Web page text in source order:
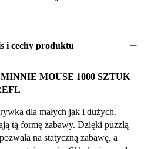
i cechy produktu
MOUSE 1000 SZTUK
dla małych jak i dużych.
tą formę zabawy. Dzięki puzzlą
na statyczną zabawę, a